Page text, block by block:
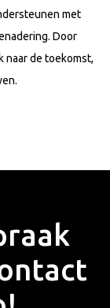
met
Door
naar de toekomst,